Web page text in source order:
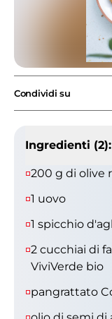
Condividi su
Ingredienti (2):
200 g di olive
1 uovo
1 spicchio
2 cucchiai di
ViviVerde bio
pangrattato